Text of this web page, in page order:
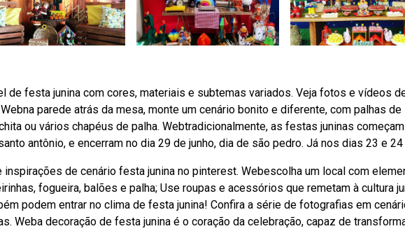
de festa junina com cores, materiais e subtemas variados. Veja fotos e vídeos
parede atrás da mesa, monte um cenário bonito e diferente, com palhas de
ou vários chapéus de palha. Webtradicionalmente, as festas juninas
antônio, e encerram no dia 29 de junho, dia de são pedro. Já nos dias 23 e 24
de cenário festa junina no pinterest. Webescolha um local com
fogueira, balões e palha; Use roupas e acessórios que remetam à cultura
podem entrar no clima de festa junina! Confira a série de fotografias em
Weba decoração de festa junina é o coração da celebração, capaz de